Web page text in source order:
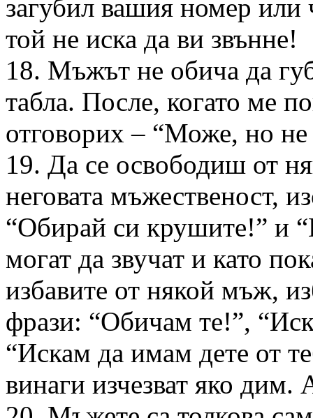
загубил вашия номер или
той не иска да ви звънне!
18. Мъжът не обича да
табла. После, когато ме
отговорих – “Може, но не
19. Да се освободиш от
неговата мъжественост,
“Обирай си крушите!” и
могат да звучат и като
избавите от някой мъж,
фрази: “Обичам те!”,
“Искам да имам дете от
винаги изчезват яко